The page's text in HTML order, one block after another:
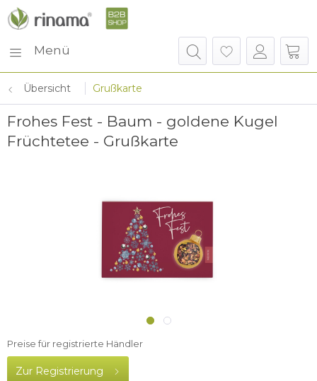
Menü
Übersicht Grußkarte
Frohes Fest - Baum - goldene Kugel
Früchtetee - Grußkarte
Preise für registrierte Händler
Zur Registrierung